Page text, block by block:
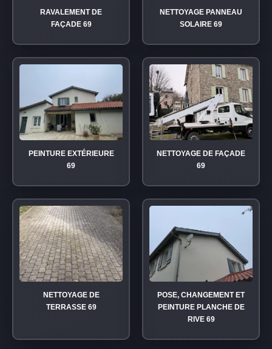
RAVALEMENT DE
FAÇADE 69
NETTOYAGE PANNEAU
SOLAIRE 69
PEINTURE EXTÉRIEURE
69
NETTOYAGE DE FAÇADE
69
NETTOYAGE DE
TERRASSE 69
POSE, CHANGEMENT ET
PEINTURE PLANCHE DE
RIVE 69